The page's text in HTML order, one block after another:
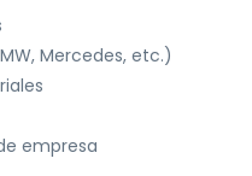
Mercedes, etc.)
empresa